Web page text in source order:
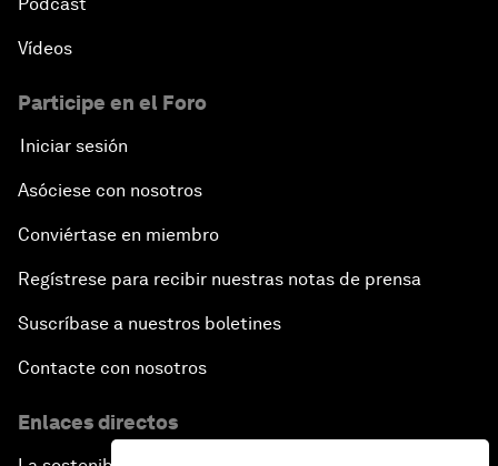
Vídeos
Participe en el Foro
Iniciar sesión
Asóciese con nosotros
Conviértase en miembro
Regístrese para recibir nuestras notas de prensa
Suscríbase a nuestros boletines
Contacte con nosotros
Enlaces directos